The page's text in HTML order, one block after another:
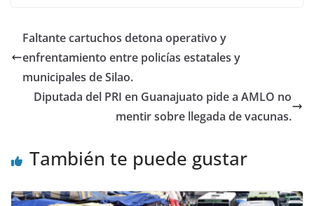
o
o
k
p
p
n
Faltante cartuchos detona operativo y
enfrentamiento entre policías estatales y
municipales de Silao.
Diputada del PRI en Guanajuato pide a AMLO no
mentir sobre llegada de vacunas.
También te puede gustar